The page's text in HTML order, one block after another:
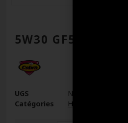
5W30 GF5
UGS
N/D
Catégories
Huile Moteur